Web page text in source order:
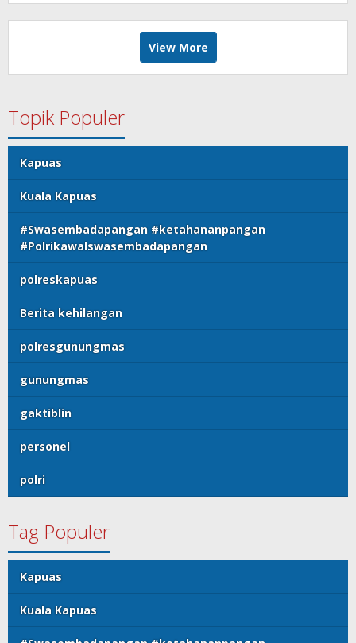
View More
Topik Populer
Kapuas
Kuala Kapuas
#Swasembadapangan #ketahananpangan
#Polrikawalswasembadapangan
polreskapuas
Berita kehilangan
polresgunungmas
gunungmas
gaktiblin
personel
polri
Tag Populer
Kapuas
Kuala Kapuas